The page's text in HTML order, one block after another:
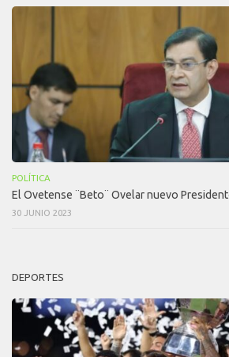
POLÍTICA
El Ovetense ¨Beto¨ Ovelar nuevo
30 JUNIO 2023
DEPORTES